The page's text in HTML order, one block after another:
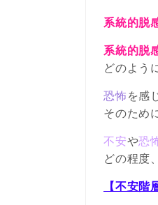
系統的脱
系統的脱
どのよう
恐怖 を感
そのため
不安や恐
どの程度、
【不安階